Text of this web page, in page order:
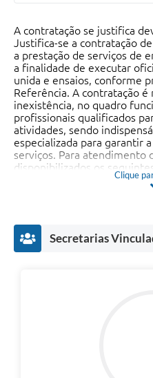
A contratação se justifica
Justifica-se a contratação
a prestação de serviços de
a finalidade de executar
unida e ensaios, conforme
Referência. A contratação é
inexistência, no quadro
profissionais qualificados
atividades, sendo
especializada para garantir
serviços. Para atendimento
disponibilizados os
para linha de frente, corpo
baliza; 01 professor para
desenvolvimento cultural,
alunos, atendendo ao
Clique
Secretarias